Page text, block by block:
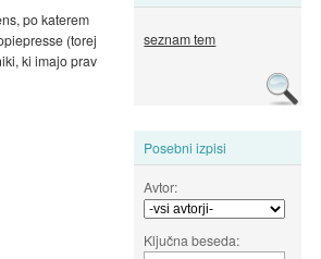
seznam tem
Posebni izpisi
Avtor:
Ključna beseda:
po katerem
(torej
ki imajo prav